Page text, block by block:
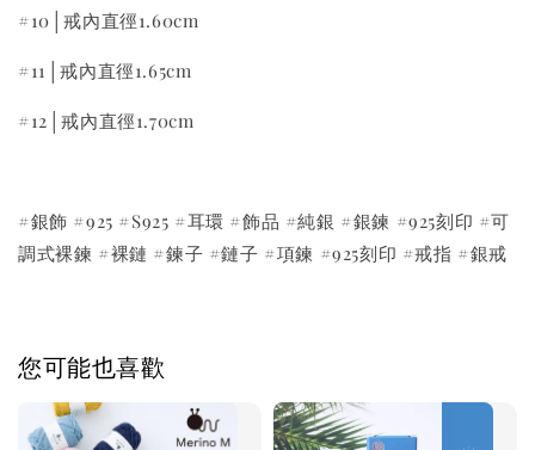
#10│戒內直徑1.60cm
#11│戒內直徑1.65cm
#12│戒內直徑1.70cm
#銀飾 #925 #S925 #耳環 #飾品 #純銀 #銀鍊 #925刻印 #可
調式裸鍊 #裸鏈 #鍊子 #鏈子 #項鍊 #925刻印 #戒指 #銀戒
您可能也喜歡